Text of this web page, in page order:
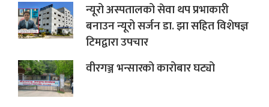
न्यूरो अस्पतालको सेवा थप प्रभाकारी
बनाउन न्यूरो सर्जन डा. झा सहित विशेषज्ञ
टिमद्वारा उपचार
वीरगञ्ज भन्सारको कारोबार घट्यो